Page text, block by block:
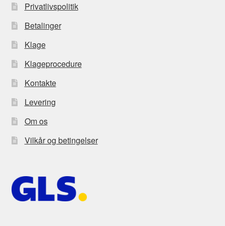
Privatlivspolitik
Betalinger
Klage
Klageprocedure
Kontakte
Levering
Om os
Vilkår og betingelser